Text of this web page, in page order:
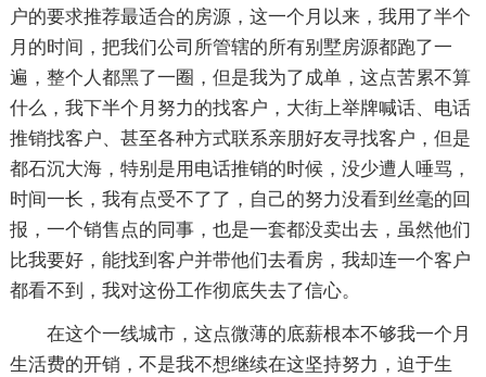
户的要求推荐最适合的房源，这一个月以来，我用了半个
月的时间，把我们公司所管辖的所有别墅房源都跑了一
遍，整个人都黑了一圈，但是我为了成单，这点苦累不算
什么，我下半个月努力的找客户，大街上举牌喊话、电话
推销找客户、甚至各种方式联系亲朋好友寻找客户，但是
都石沉大海，特别是用电话推销的时候，没少遭人唾骂，
时间一长，我有点受不了了，自己的努力没看到丝毫的回
报，一个销售点的同事，也是一套都没卖出去，虽然他们
比我要好，能找到客户并带他们去看房，我却连一个客户
都看不到，我对这份工作彻底失去了信心。
在这个一线城市，这点微薄的底薪根本不够我一个月
生活费的开销，不是我不想继续在这坚持努力，迫于生